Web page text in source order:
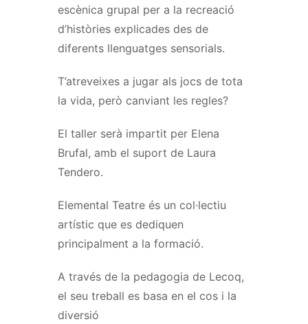
escènica grupal per a la recreació
d’històries explicades des de
diferents llenguatges sensorials.
T’atreveixes a jugar als jocs de tota
la vida, però canviant les regles?
El taller serà impartit per Elena
Brufal, amb el suport de Laura
Tendero.
Elemental Teatre és un col·lectiu
artístic que es dediquen
principalment a la formació.
A través de la pedagogia de Lecoq,
el seu treball es basa en el cos i la
diversió